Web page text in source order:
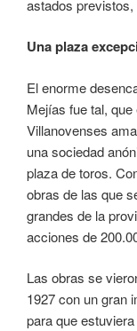
astados
Una plaza
El enorme
Mejías fue tal,
Villanovenses
una sociedad
plaza de toros.
obras de las que
grandes de la
acciones de
Las obras se
1927 con un gran
para que